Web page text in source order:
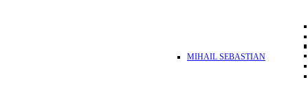
MIHAIL SEBASTIAN